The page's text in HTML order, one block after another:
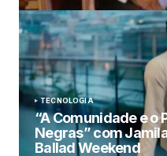
TECNOLOGIA
“A Comunidade e o
Negras” com
Ballad Weekend